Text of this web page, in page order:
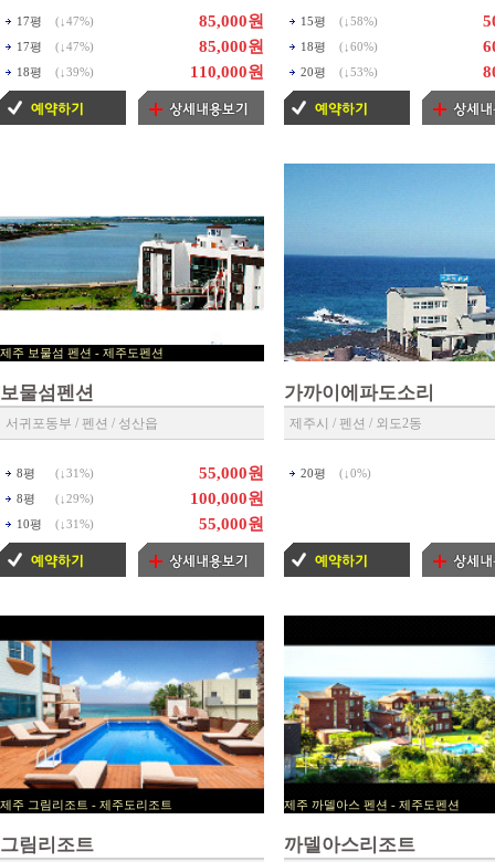
17평 (↓ 47%) 85,000원
17평 (↓ 47%) 85,000원
18평 (↓ 39%) 110,000원
15평 (↓ 58%)
18평 (↓ 60%)
20평 (↓ 53%)
제주 보물섬 펜션 - 제주도펜션
보물섬펜션
서귀포동부 / 펜션 / 성산읍
8평 (↓ 31%) 55,000원
8평 (↓ 29%) 100,000원
10평 (↓ 31%) 55,000원
가까이에파도소리
제주시 / 펜션 / 외도2동
20평 (↓ 0%)
제주 그림리조트 - 제주도리조트
그림리조트
제주 까델아스 펜션 - 제주
까델아스리조트